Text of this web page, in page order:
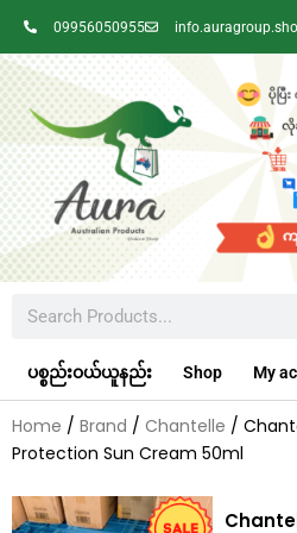
content
09956050955
Search
ပစ္စည်းဝယ်ယူနည်း Shop My
Home / Brand / Chantelle /
Protection Sun Cream 50ml